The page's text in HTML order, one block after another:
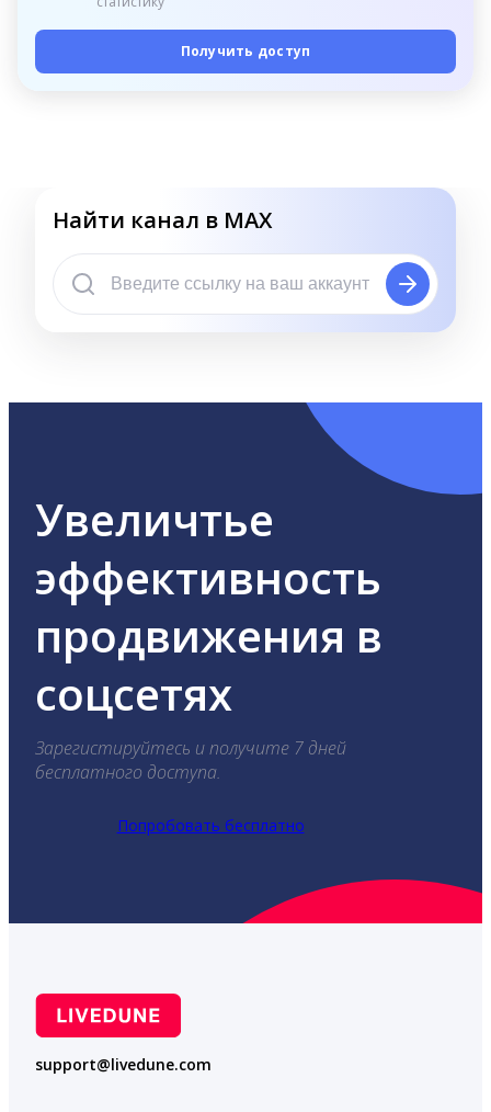
Получить доступ
Найти канал в MAX
Увеличтье
эффективность
продвижения в
соцсетях
Зарегистируйтесь и получите 7 дней
бесплатного доступа.
Попробовать бесплатно
support@livedune.com